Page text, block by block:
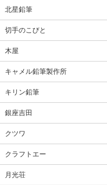
北星鉛筆
切手のこびと
木屋
キャメル鉛筆製作所
キリン鉛筆
銀座吉田
クツワ
クラフトエー
月光荘